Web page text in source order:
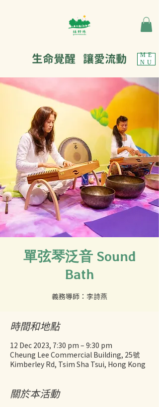
ME
NU
生命覺醒 讓愛流動
單弦琴泛音 Sound
Bath
義務導師：李詩燕
時間和地點
12 Dec 2023, 7:30 pm – 9:30 pm
Cheung Lee Commercial Building, 25號
Kimberley Rd, Tsim Sha Tsui, Hong Kong
關於本活動